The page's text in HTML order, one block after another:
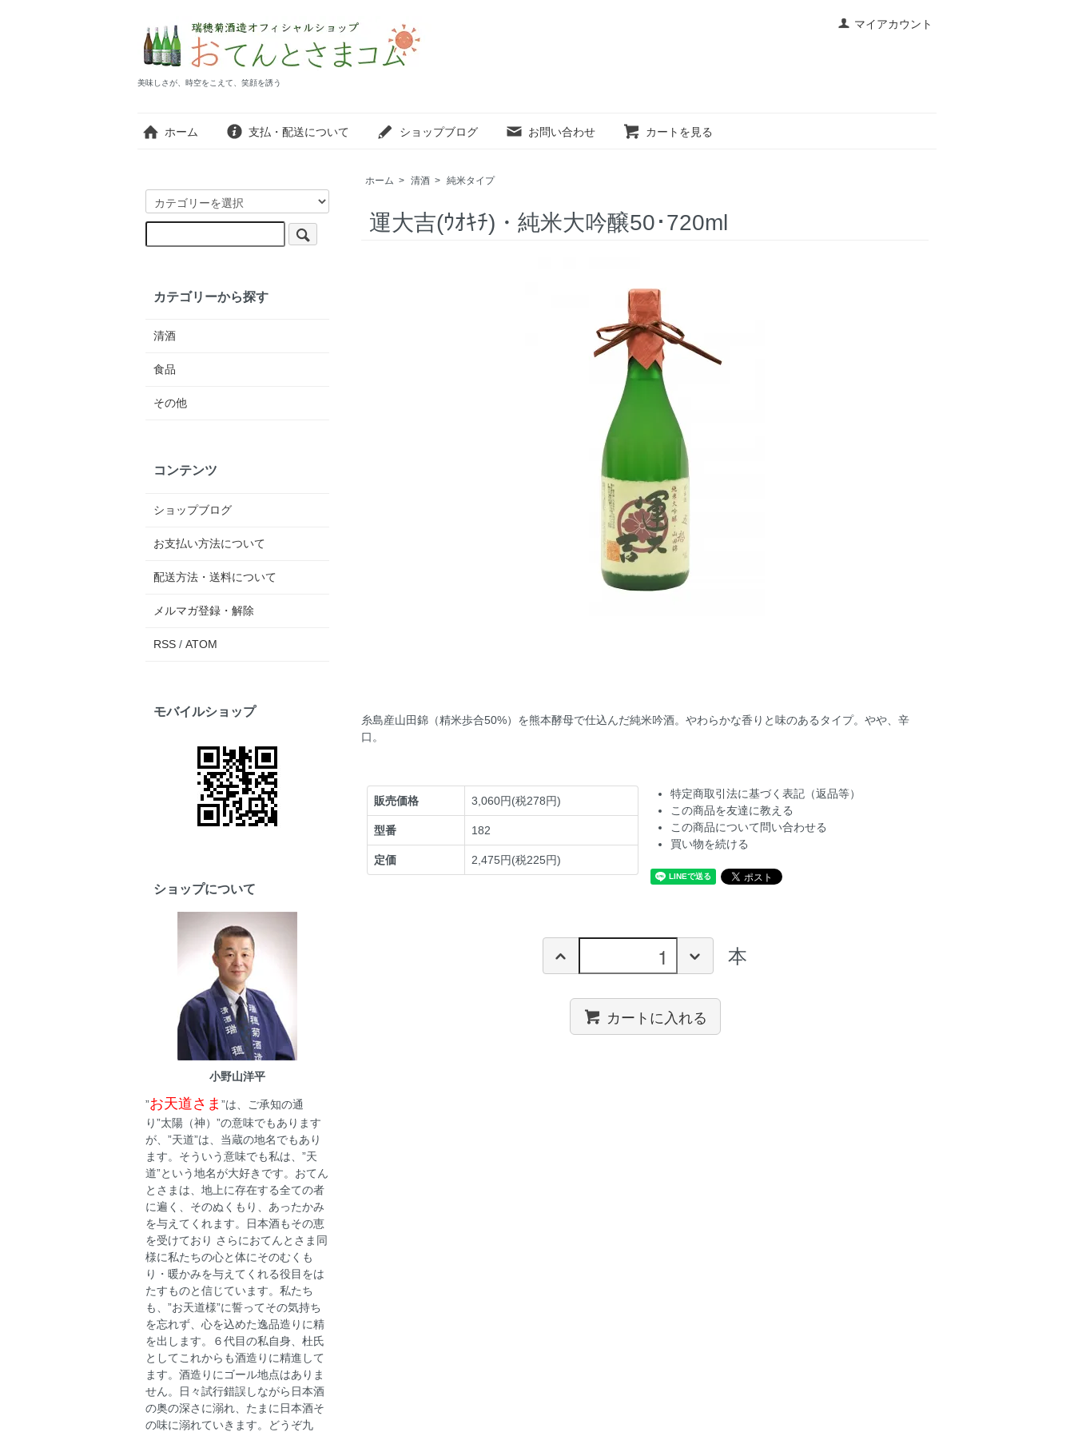
マイアカウント
美味しさが、時空をこえて、笑顔を誘う
ホーム 支払・配送について ショップブログ お問い合わせ カートを見る
ホーム > 清酒 > 純米タイプ
運大吉(ｳｵｷﾁ)・純米大吟醸50･720ml
糸島産山田錦（精米歩合50%）を熊本酵母で仕込んだ純米吟酒。やわらかな香りと味のあるタイプ。やや、辛
口。
販売価格 3,060円(税278円)
型番 182
定価 2,475円(税225円)
特定商取引法に基づく表記（返品等）
この商品を友達に教える
この商品について問い合わせる
買い物を続ける
本
カートに入れる
カテゴリーから探す
清酒
食品
その他
コンテンツ
ショップブログ
お支払い方法について
配送方法・送料について
メルマガ登録・解除
RSS / ATOM
モバイルショップ
ショップについて
小野山洋平
”お天道さま ”は、ご承知の通
り”太陽（神）”の意味でもあります
が、”天道”は、当蔵の地名でもあり
ます。そういう意味でも私は、”天
道”という地名が大好きです。おてん
とさまは、地上に存在する全ての者
に遍く、そのぬくもり、あったかみ
を与えてくれます。日本酒もその恵
を受けており さらにおてんとさま同
様に私たちの心と体にそのむくも
り・暖かみを与えてくれる役目をは
たすものと信じています。私たち
も、”お天道様”に誓ってその気持ち
を忘れず、心を込めた逸品造りに精
を出します。６代目の私自身、杜氏
としてこれからも酒造りに精進して
ます。酒造りにゴール地点はありま
せん。日々試行錯誤しながら日本酒
の奥の深さに溺れ、たまに日本酒そ
の味に溺れていきます。どうぞ九